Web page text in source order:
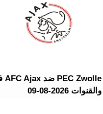
والقنوات 2026-08-09